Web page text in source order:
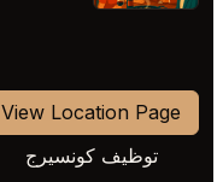
View Location Page
توظيف كونسيرج